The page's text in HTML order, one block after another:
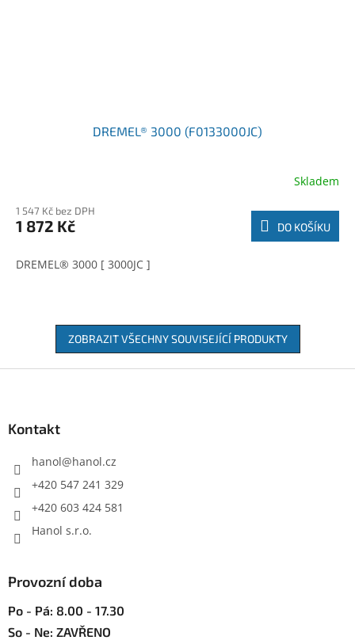
DREMEL® 3000 (F0133000JC)
Skladem
1 547 Kč bez DPH
1 872 Kč DO KOŠÍKU
DREMEL® 3000 [ 3000JC ]
ZOBRAZIT VŠECHNY SOUVISEJÍCÍ PRODUKTY
Kontakt
hanol@hanol.cz
+420 547 241 329
+420 603 424 581
Hanol s.r.o.
Provozní doba
Po - Pá: 8.00 - 17.30
So - Ne: ZAVŘENO